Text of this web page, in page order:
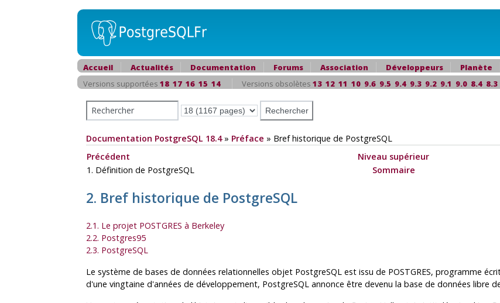
Accueil Actualités Documentation Forums Association Développeurs Planète
Versions supportées 18 17 16 15 14 Versions obsolètes 13 12 11 10 9.6 9.5 9.4 9.3 9.2 9.1 9.0 8.4 8.3
Documentation PostgreSQL 18.4» Préface » Bref historique de PostgreSQL
Précédent
Niveau supérieur
1. Définition de PostgreSQL Sommaire
2. Bref historique de PostgreSQL
2.1. Le projet POSTGRES à Berkeley
2.2. Postgres95
2.3. PostgreSQL
Le système de bases de données relationnelles objet PostgreSQL est issu de POSTGRES, programme
d'une vingtaine d'années de développement, PostgreSQL annonce être devenu la base de données libre